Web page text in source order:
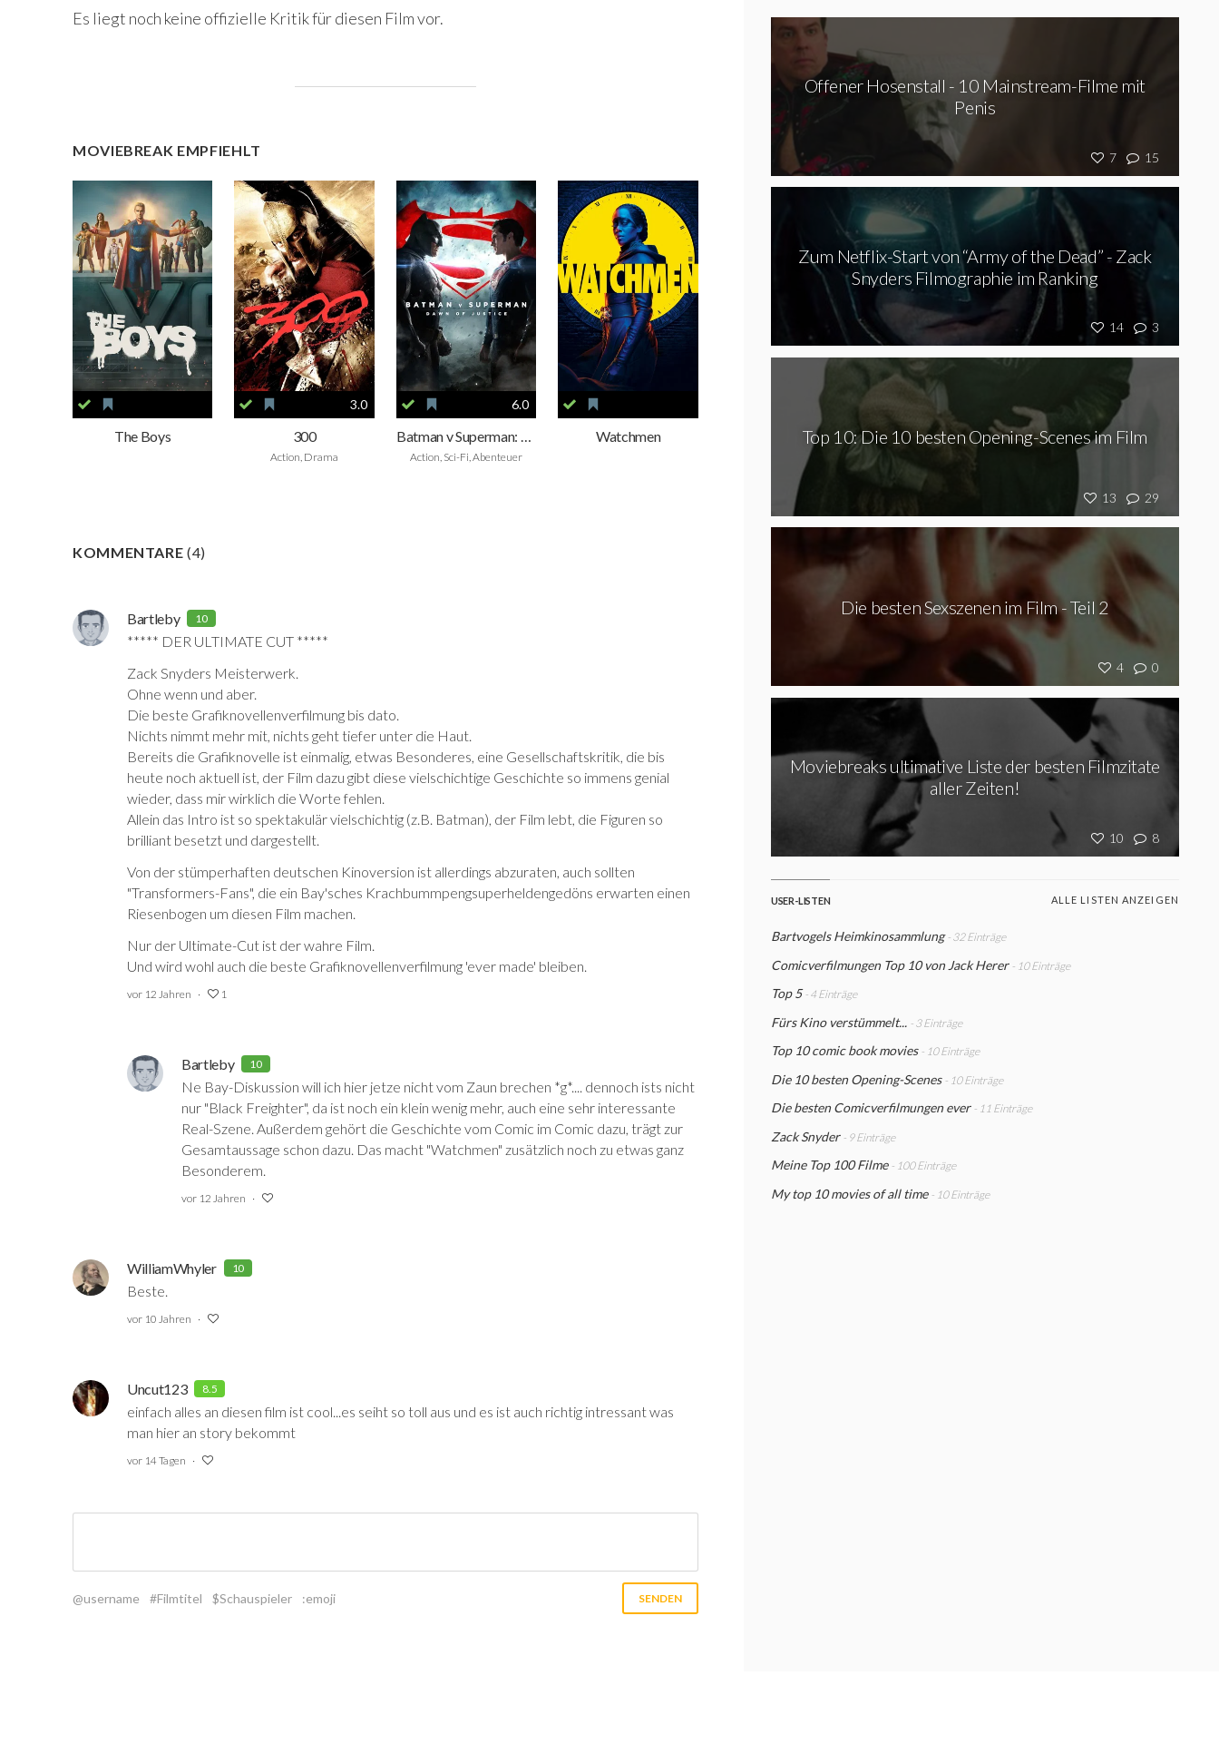
Es liegt noch keine offizielle Kritik für diesen Film vor.
MOVIEBREAK EMPFIEHLT
The Boys
3.0
300
Action, Drama
6.0
Action, Sci-Fi, Abenteuer
Watchmen
KOMMENTARE(4)
Bartleby 10
***** DER ULTIMATE CUT *****
Zack Snyders Meisterwerk.
Ohne wenn und aber.
Die beste Grafiknovellenverfilmung bis dato.
Nichts nimmt mehr mit, nichts geht tiefer unter die Haut.
Bereits die Grafiknovelle ist einmalig, etwas Besonderes, eine Gesellschaftskritik, die bis
heute noch aktuell ist, der Film dazu gibt diese vielschichtige Geschichte so immens genial
wieder, dass mir wirklich die Worte fehlen.
Allein das Intro ist so spektakulär vielschichtig (z.B. Batman), der Film lebt, die Figuren so
brilliant besetzt und dargestellt.
Von der stümperhaften deutschen Kinoversion ist allerdings abzuraten, auch sollten
"Transformers-Fans", die ein Bay'sches Krachbummpengsuperheldengedöns erwarten einen
Riesenbogen um diesen Film machen.
Nur der Ultimate-Cut ist der wahre Film.
Und wird wohl auch die beste Grafiknovellenverfilmung 'ever made' bleiben.
vor 12 Jahren 1
Bartleby 10
Ne Bay-Diskussion will ich hier jetze nicht vom Zaun brechen *g*.... dennoch ists nicht
nur "Black Freighter", da ist noch ein klein wenig mehr, auch eine sehr interessante
Real-Szene. Außerdem gehört die Geschichte vom Comic im Comic dazu, trägt zur
Gesamtaussage schon dazu. Das macht "Watchmen" zusätzlich noch zu etwas ganz
Besonderem.
vor 12 Jahren
WilliamWhyler 10
Beste.
vor 10 Jahren
Uncut123 8.5
einfach alles an diesen film ist cool...es seiht so toll aus und es ist auch richtig intressant was
man hier an story bekommt
vor 14 Tagen
@username #Filmtitel $Schauspieler :emoji
7 15
Offener Hosenstall - 10 Mainstream-Filme mit
Penis
14 3
Zum Netflix-Start von “Army of the Dead” - Zack
Snyders Filmographie im Ranking
13 29
Top 10: Die 10 besten Opening-Scenes im Film
4 0
Die besten Sexszenen im Film - Teil 2
10 8
Moviebreaks ultimative Liste der besten Filmzitate
aller Zeiten!
USER-LISTEN ALLE LISTEN ANZEIGEN
Bartvogels Heimkinosammlung - 32 Einträge
Comicverfilmungen Top 10 von Jack Herer - 10 Einträge
Top 5 - 4 Einträge
Fürs Kino verstümmelt... - 3 Einträge
Top 10 comic book movies - 10 Einträge
Die 10 besten Opening-Scenes - 10 Einträge
Die besten Comicverfilmungen ever - 11 Einträge
Zack Snyder - 9 Einträge
Meine Top 100 Filme - 100 Einträge
My top 10 movies of all time - 10 Einträge